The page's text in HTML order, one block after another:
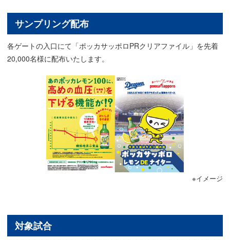
サンプリング配布
各ゲートの入口にて「ポッカサッポロPRクリアファイル」を先着
20,000名様に配布いたします。
※イメージ
対象試合